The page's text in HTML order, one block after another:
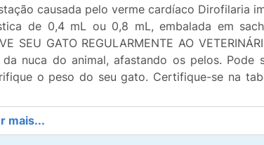
causada pelo verme cardíaco Dirofilaria
de 0,4 mL ou 0,8 mL, embalada em
GATO REGULARMENTE AO
nuca do animal, afastando os pelos. Pode
o peso do seu gato. Certifique-se na
Para gatos acima de 8 kg, use uma
mais...